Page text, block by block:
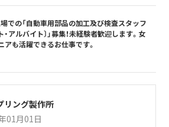
での「自動車用部品の加工及び検査スタッフ
・アルバイト〕」募集！未経験者歓迎します。女
アも活躍できるお仕事です。
ング製作所
01月01日